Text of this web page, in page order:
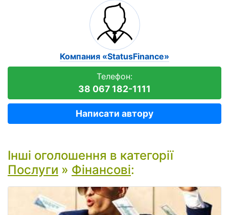
Компания «StatusFinance»
Телефон:
38 067 182-1111
Написати автору
Інші оголошення в категорії
Послуги » Фінансові: